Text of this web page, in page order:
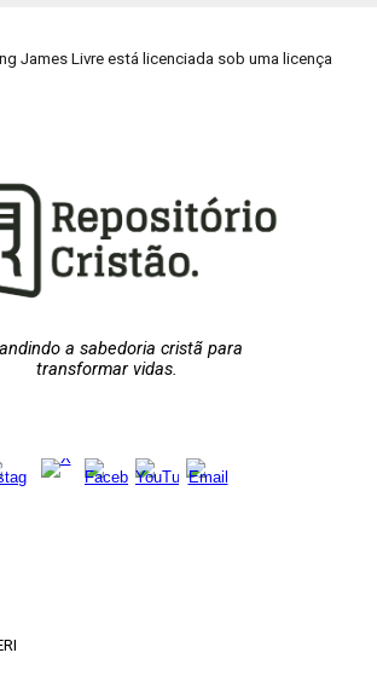
James Livre está licenciada sob uma licença
a sabedoria cristã para
transformar vidas.